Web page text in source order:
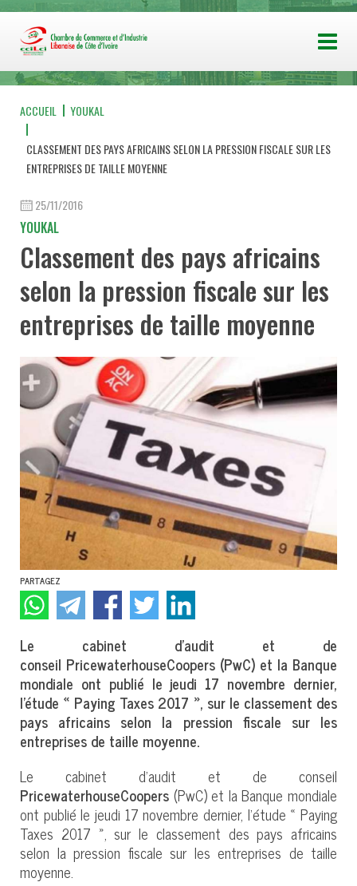
ACCUEIL YOUKAL
CLASSEMENT DES PAYS AFRICAINS SELON LA PRESSION FISCALE SUR LES
ENTREPRISES DE TAILLE MOYENNE
25/11/2016
YOUKAL
Classement des pays africains
selon la pression fiscale sur les
entreprises de taille moyenne
PARTAGEZ
Le cabinet d'audit et de
conseil PricewaterhouseCoopers (PwC) et la Banque
mondiale ont publié le jeudi 17 novembre dernier,
l’étude « Paying Taxes 2017 », sur le classement des
pays africains selon la pression fiscale sur les
entreprises de taille moyenne.
Le cabinet d'audit et de conseil
PricewaterhouseCoopers (PwC) et la Banque mondiale
ont publié le jeudi 17 novembre dernier, l’étude « Paying
Taxes 2017 », sur le classement des pays africains
selon la pression fiscale sur les entreprises de taille
moyenne.